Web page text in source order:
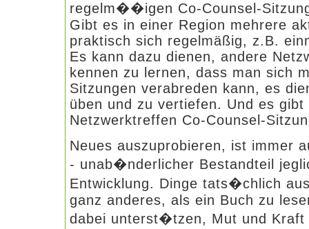
regelm��igen Co-Counsel-
Gibt es in einer Region mehrere
praktisch sich regelmäßig, z.B.
Es kann dazu dienen, andere
kennen zu lernen, dass man sich
Sitzungen verabreden kann, es
üben und zu vertiefen. Und es gibt
Netzwerktreffen Co-Counsel-
Neues auszuprobieren, ist immer
- unab�nderlicher Bestandteil
Entwicklung. Dinge tats�chlich
ganz anderes, als ein Buch zu
dabei unterst�tzen, Mut und